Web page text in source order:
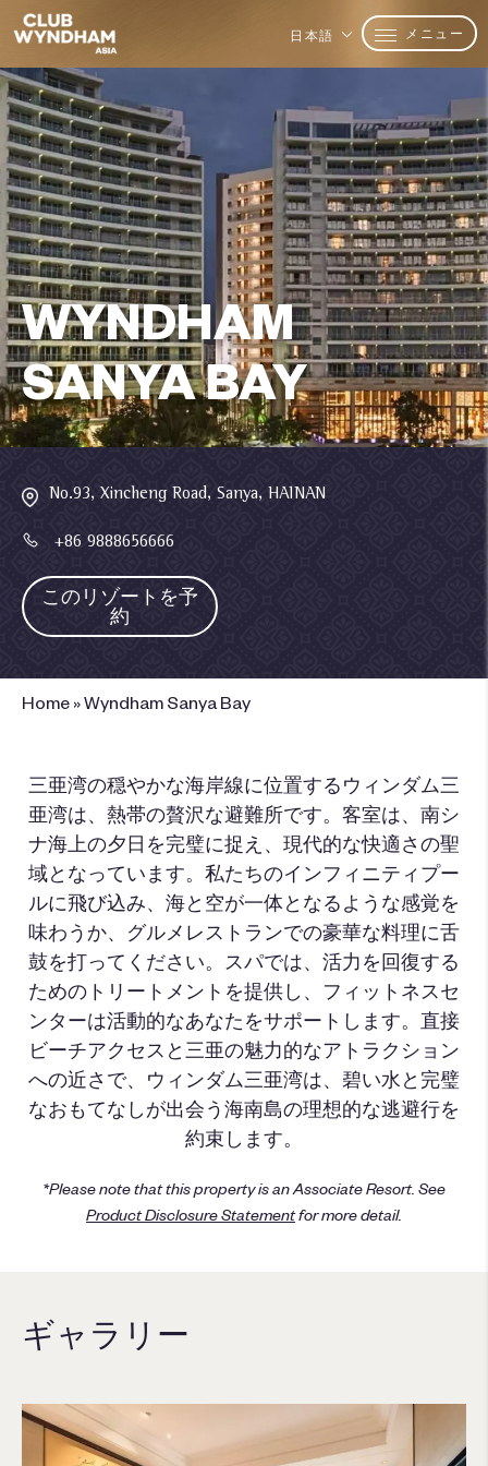
日本語 メニュー
WYNDHAM
SANYA BAY
No.93, Xincheng Road, Sanya, HAINAN
+86 9888656666
このリゾートを予
約
Home »Wyndham Sanya Bay
三亜湾の穏やかな海岸線に位置するウィンダム三
亜湾は、熱帯の贅沢な避難所です。客室は、南シ
ナ海上の夕日を完璧に捉え、現代的な快適さの聖
域となっています。私たちのインフィニティプー
ルに飛び込み、海と空が一体となるような感覚を
味わうか、グルメレストランでの豪華な料理に舌
鼓を打ってください。スパでは、活力を回復する
ためのトリートメントを提供し、フィットネスセ
ンターは活動的なあなたをサポートします。直接
ビーチアクセスと三亜の魅力的なアトラクション
への近さで、ウィンダム三亜湾は、碧い水と完璧
なおもてなしが出会う海南島の理想的な逃避行を
約束します。
*Please note that this property is an Associate Resort. See
Product Disclosure Statementfor more detail.
ギャラリー